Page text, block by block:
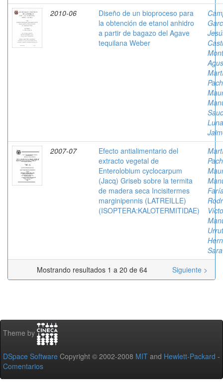
2010-06
Diseño de un bioproceso para
la obtención de etanol anhidro
a partir de bagazo del Agave
tequilana Weber
2007-07
Efecto antialimentario del
extracto vegetal de
Enterolobium cyclocarpum
(Jacq) Griseb sobre la termita
de madera seca Incisitermes
marginipennis (LATREILLE)
(ISOPTERA:KALOTERMITIDAE)
Mostrando resultados 1 a 20 de 64
Siguiente >
Theme by
DSpace Software Copyright © 2002-2008 MIT and Hewlett-Packard -
Comentarios